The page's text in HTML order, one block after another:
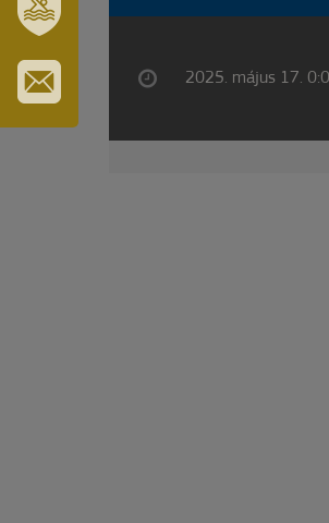
ERZSÉBET
GYÓGYFÜRDŐ
IRATKOZZON
2025. május 17.